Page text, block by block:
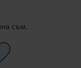
съм.